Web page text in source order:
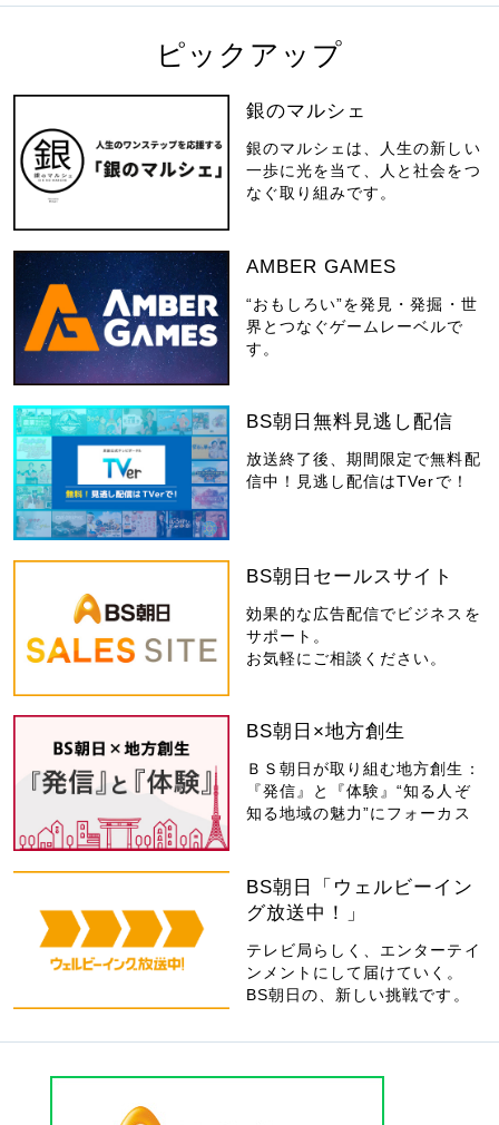
ピックアップ
銀のマルシェ
銀のマルシェは、人生の新しい
一歩に光を当て、人と社会をつ
なぐ取り組みです。
AMBER GAMES
“おもしろい”を発見・発掘・世
界とつなぐゲームレーベルで
す。
BS朝日無料見逃し配信
放送終了後、期間限定で無料配
信中！見逃し配信はTVerで！
BS朝日セールスサイト
効果的な広告配信でビジネスを
サポート。
お気軽にご相談ください。
BS朝日×地方創生
ＢＳ朝日が取り組む地方創生：
『発信』と『体験』“知る人ぞ
知る地域の魅力”にフォーカス
BS朝日「ウェルビーイン
グ放送中！」
テレビ局らしく、エンターテイ
ンメントにして届けていく。
BS朝日の、新しい挑戦です。